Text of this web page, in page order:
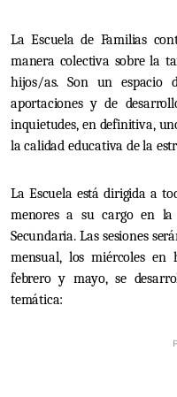
La Escuela de Familias
manera colectiva sobre la
hijos/as. Son un espacio
aportaciones y de
inquietudes, en definitiva,
la calidad educativa de la
La Escuela está dirigida a
menores a su cargo en
Secundaria. Las sesiones
mensual, los miércoles en
febrero y mayo, se
temática: